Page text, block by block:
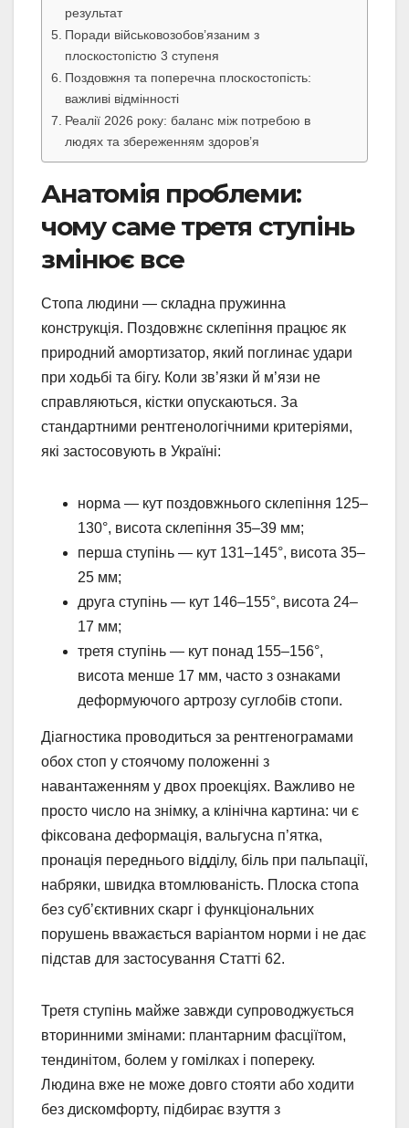
результат
Поради військовозобов’язаним з
плоскостопістю 3 ступеня
Поздовжня та поперечна плоскостопість:
важливі відмінності
Реалії 2026 року: баланс між потребою в
людях та збереженням здоров’я
Анатомія проблеми:
чому саме третя ступінь
змінює все
Стопа людини — складна пружинна
конструкція. Поздовжнє склепіння працює як
природний амортизатор, який поглинає удари
при ходьбі та бігу. Коли зв’язки й м’язи не
справляються, кістки опускаються. За
стандартними рентгенологічними критеріями,
які застосовують в Україні:
норма — кут поздовжнього склепіння 125–
130°, висота склепіння 35–39 мм;
перша ступінь — кут 131–145°, висота 35–
25 мм;
друга ступінь — кут 146–155°, висота 24–
17 мм;
третя ступінь — кут понад 155–156°,
висота менше 17 мм, часто з ознаками
деформуючого артрозу суглобів стопи.
Діагностика проводиться за рентгенограмами
обох стоп у стоячому положенні з
навантаженням у двох проекціях. Важливо не
просто число на знімку, а клінічна картина: чи є
фіксована деформація, вальгусна п’ятка,
пронація переднього відділу, біль при пальпації,
набряки, швидка втомлюваність. Плоска стопа
без суб’єктивних скарг і функціональних
порушень вважається варіантом норми і не дає
підстав для застосування Статті 62.
Третя ступінь майже завжди супроводжується
вторинними змінами: плантарним фасціїтом,
тендинітом, болем у гомілках і попереку.
Людина вже не може довго стояти або ходити
без дискомфорту, підбирає взуття з